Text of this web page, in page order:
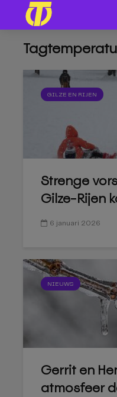
GILZE EN RIJEN
Strenge
Gilze-Rijen
6 januari 2026
NIEUWS
Gerrit en
atmosfeer